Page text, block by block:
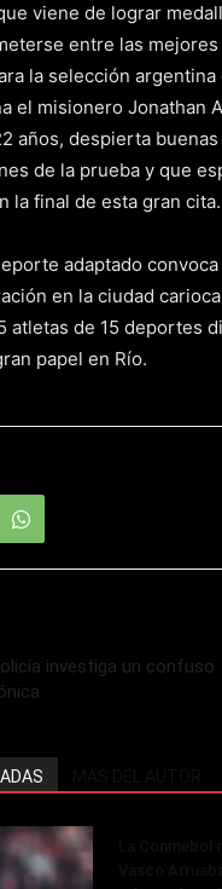
viene de lograr
entre las
la selección argentina
el misionero Jonathan
años, despierta
de la prueba y que
la final de esta gran cita.
adaptado
en la ciudad
atletas de 15 deportes
papel en Río.
investiga un confuso